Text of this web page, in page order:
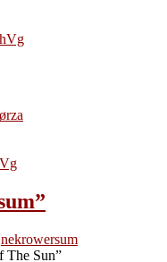
nekrowersum